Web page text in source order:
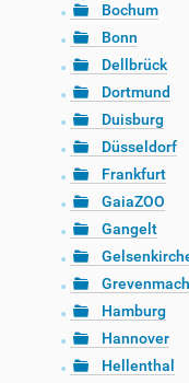
Bochum
Bonn
Dellbrück
Dortmund
Duisburg
Düsseldorf
Frankfurt
GaiaZOO
Gangelt
Hamburg
Hannover
Hellenthal